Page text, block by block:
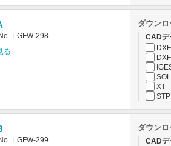
：GFW-298
る
ダウンロ
CADデ
DXF
XT
STP
：GFW-299
ダウンロ
CADデ